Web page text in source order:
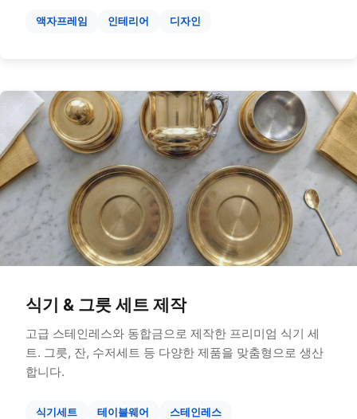
액자프레임 인테리어 디자인
식기 & 그릇 세트 제작
고급 스테인레스와 동합금으로 제작한 프리미엄 식기 세
트. 그릇, 잔, 수저세트 등 다양한 제품을 맞춤형으로 생산
합니다.
식기세트 테이블웨어 스테인레스